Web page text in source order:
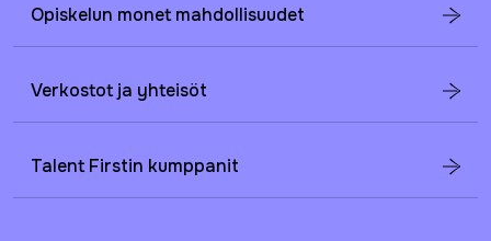
Opiskelun monet mahdollisuudet
Verkostot ja yhteisöt
Talent Firstin kumppanit